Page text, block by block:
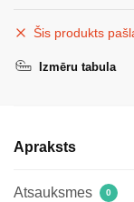
Šis produkts
Izmēru tabula
Apraksts
Atsauksmes 0